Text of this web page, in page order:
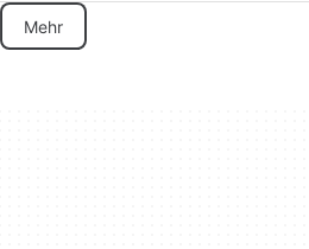
Mehr